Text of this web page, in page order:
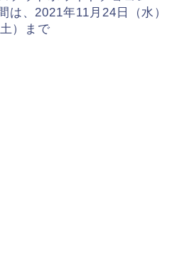
は、2021年11月24日（水）
）まで